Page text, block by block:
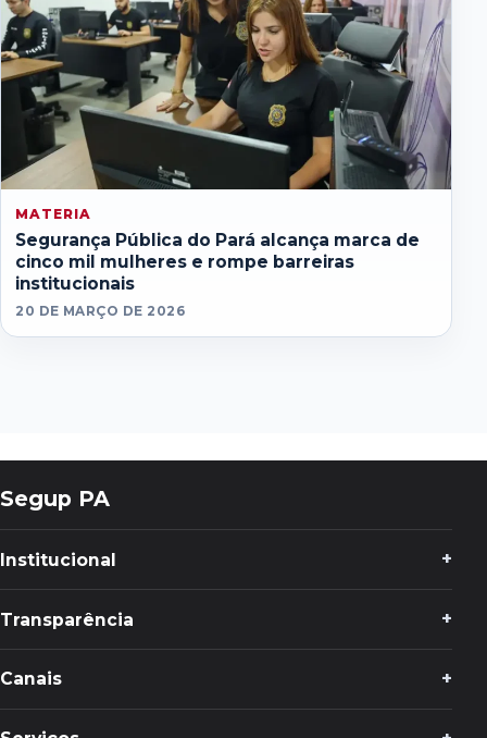
MATERIA
Segurança Pública do Pará alcança marca de
cinco mil mulheres e rompe barreiras
institucionais
20 DE MARÇO DE 2026
Segup PA
Institucional
Transparência
Canais